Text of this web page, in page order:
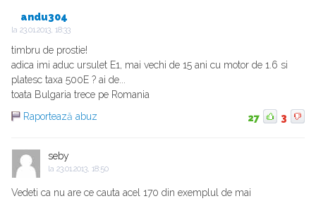
andu304
la 23.01.2013, 18:33
timbru de prostie!
adica imi aduc ursulet E1, mai vechi de 15 ani cu motor de 1.6 si
platesc taxa 500E ? ai de...
toata Bulgaria trece pe Romania
Raportează abuz
27 3
seby
la 23.01.2013, 18:50
Vedeti ca nu are ce cauta acel 170 din exemplul de mai